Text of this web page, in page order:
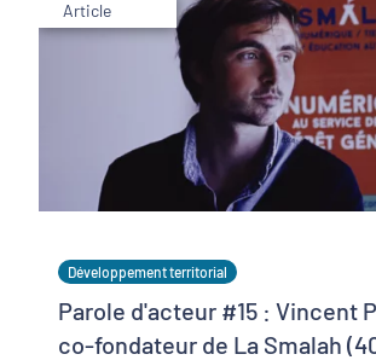
Article
Développement territorial
Parole d'acteur #15 : Vincent
co-fondateur de La Smalah